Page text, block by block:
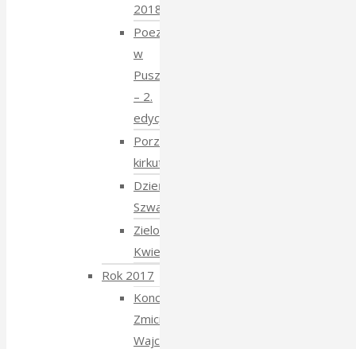
2018
Poezja
w
Puszczy
– 2.
edycja
Porządkowanie
kirkutu
Dzień
Szwajcarski
Zielony
Kwiecień
Rok 2017
Koncert
Zmiciera
Wajciuszkiewicza